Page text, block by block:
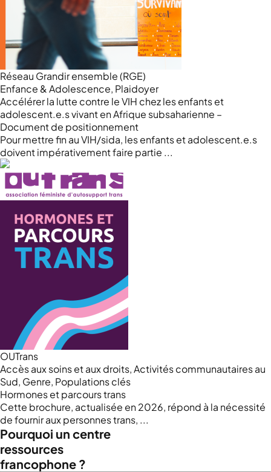
Réseau Grandir ensemble (RGE)
Enfance & Adolescence, Plaidoyer
Accélérer la lutte contre le VIH chez les enfants et
adolescent.e.s vivant en Afrique subsaharienne –
Document de positionnement
Pour mettre fin au VIH/sida, les enfants et adolescent.e.s
doivent impérativement faire partie ...
OUTrans
Accès aux soins et aux droits, Activités communautaires au
Sud, Genre, Populations clés
Hormones et parcours trans
Cette brochure, actualisée en 2026, répond à la nécessité
de fournir aux personnes trans, ...
Pourquoi un centre
ressources
francophone ?
Nous cherchons le contenu
demandé....